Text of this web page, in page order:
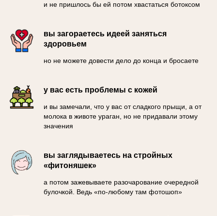
и не пришлось бы ей потом хвастаться ботоксом
вы загораетесь идеей заняться
здоровьем
но не можете довести дело до конца и бросаете
у вас есть проблемы с кожей
и вы замечали, что у вас от сладкого прыщи, а от
молока в животе ураган, но не придавали этому
значения
вы заглядываетесь на стройных
«фитоняшек»
а потом зажевываете разочарование очередной
булочкой. Ведь «по-любому там фотошоп»